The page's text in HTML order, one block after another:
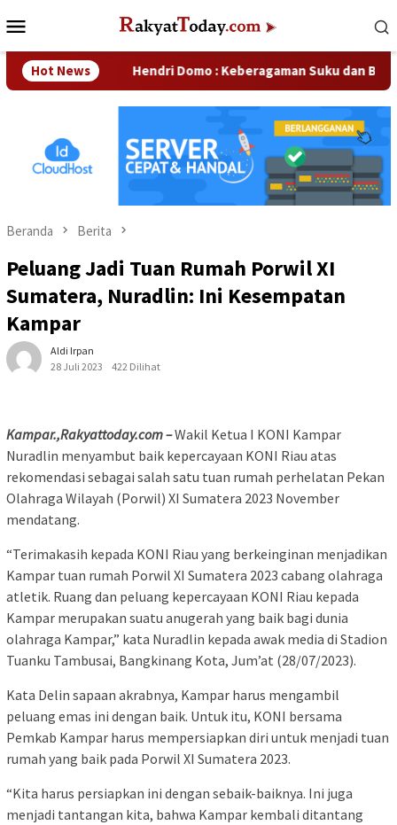
ke
Mobile
Hot NewsHendri Domo : Keberagaman Suku dan Budaya di
Beranda Berita
Peluang Jadi Tuan Rumah Porwil XI
Sumatera, Nuradlin: Ini Kesempatan
Kampar
Aldi Irpan
28 Juli 2023
422 Dilihat
Kampar.,Rakyattoday.com –Wakil Ketua I KONI Kampar
Nuradlin menyambut baik kepercayaan KONI Riau atas
rekomendasi sebagai salah satu tuan rumah perhelatan Pekan
Olahraga Wilayah (Porwil) XI Sumatera 2023 November
mendatang.
“Terimakasih kepada KONI Riau yang berkeinginan menjadikan
Kampar tuan rumah Porwil XI Sumatera 2023 cabang olahraga
atletik. Ruang dan peluang kepercayaan KONI Riau kepada
Kampar merupakan suatu anugerah yang baik bagi dunia
olahraga Kampar,” kata Nuradlin kepada awak media di Stadion
Tuanku Tambusai, Bangkinang Kota, Jum’at (28/07/2023).
Kata Delin sapaan akrabnya, Kampar harus mengambil
peluang emas ini dengan baik. Untuk itu, KONI bersama
Pemkab Kampar harus mempersiapkan diri untuk menjadi tuan
rumah yang baik pada Porwil XI Sumatera 2023.
“Kita harus persiapkan ini dengan sebaik-baiknya. Ini juga
menjadi tantangan kita, bahwa Kampar kembali ditantang